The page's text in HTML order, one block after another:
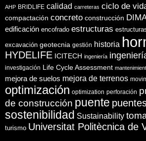
AHP BRIDLIFE calidad carreteras ciclo de
compactación concreto construcción
edificación encofrado estructuras
excavación geotecnia gestión historia
HYDELIFE ICITECH ingeniería
investigación Life Cycle Assessment
mejora de suelos mejora de terrenos
optimización optimization perforación
de construcción puente
sostenibilidad Sustainability
turismo Universitat Politècnica de